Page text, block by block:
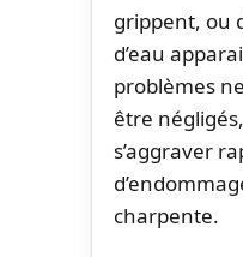
grippent, ou
d’eau
problèmes
être
s’aggraver
charpente.